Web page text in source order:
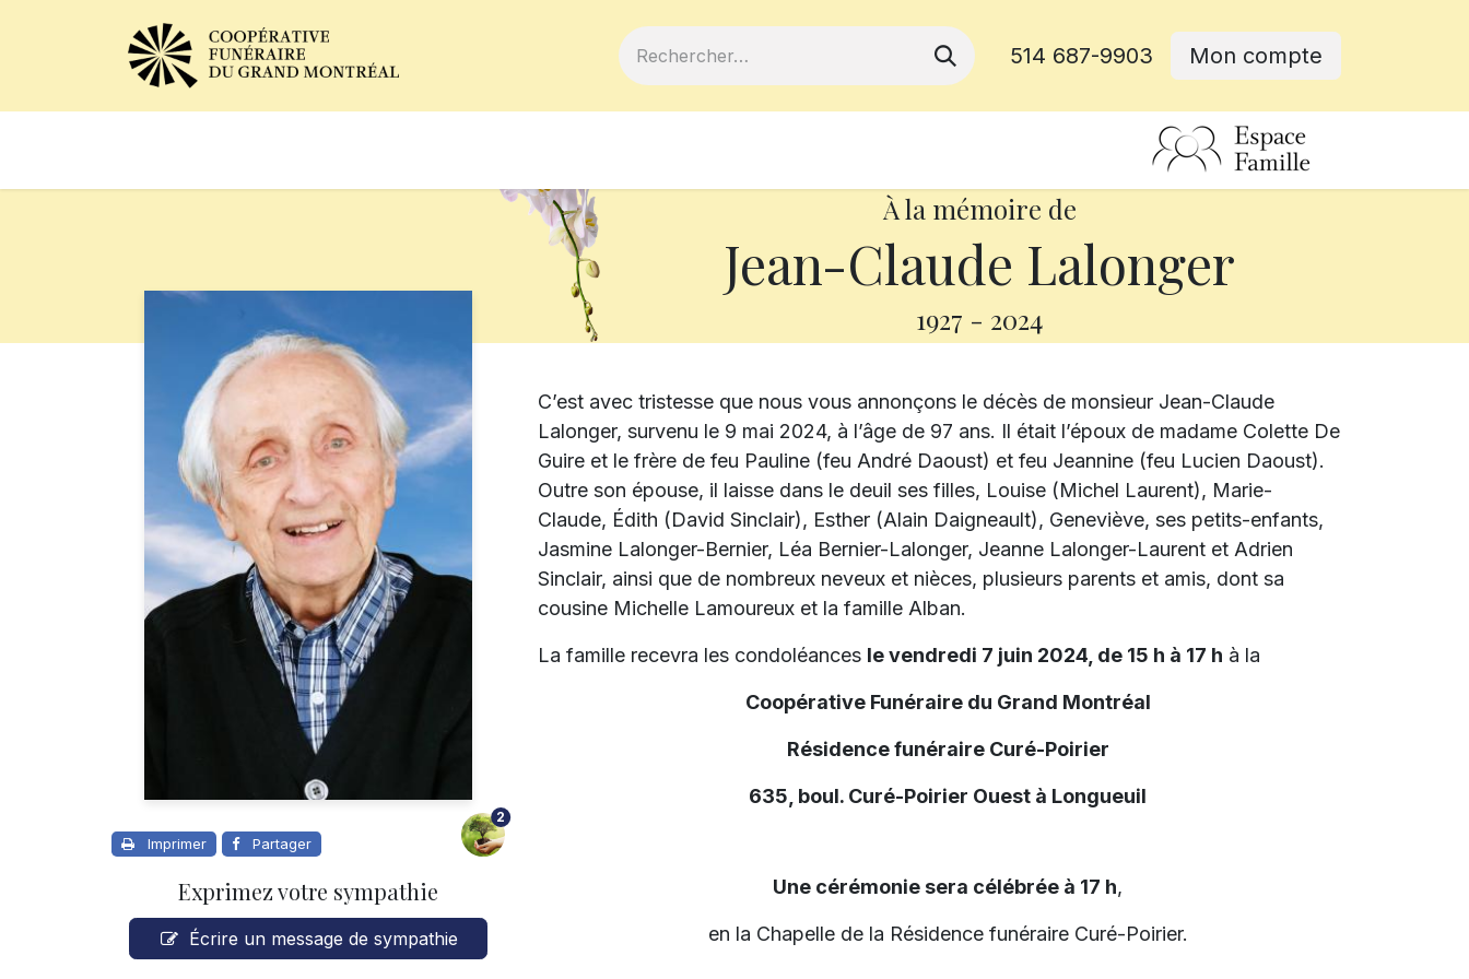
514 687-9903 Mon compte
À la mémoire de
Jean-Claude Lalonger
1927 - 2024
Imprimer Partager
2
Exprimez votre sympathie
Écrire un message de sympathie
C’est avec tristesse que nous vous annonçons le décès de monsieur Jean-Claude
Lalonger, survenu le 9 mai 2024, à l’âge de 97 ans. Il était l’époux de madame Colette De
Guire et le frère de feu Pauline (feu André Daoust) et feu Jeannine (feu Lucien Daoust).
Outre son épouse, il laisse dans le deuil ses filles, Louise (Michel Laurent), Marie-
Claude, Édith (David Sinclair), Esther (Alain Daigneault), Geneviève, ses petits-enfants,
Jasmine Lalonger-Bernier, Léa Bernier-Lalonger, Jeanne Lalonger-Laurent et Adrien
Sinclair, ainsi que de nombreux neveux et nièces, plusieurs parents et amis, dont sa
cousine Michelle Lamoureux et la famille Alban.
La famille recevra les condoléances le vendredi 7 juin 2024, de 15 h à 17 h à la
Coopérative Funéraire du Grand Montréal
Résidence funéraire Curé-Poirier
635, boul. Curé-Poirier Ouest à Longueuil
Une cérémonie sera célébrée à 17 h,
en la Chapelle de la Résidence funéraire Curé-Poirier.